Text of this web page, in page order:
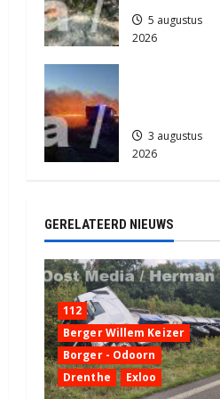
5 augustus
2026
3 augustus
2026
GERELATEERD NIEUWS
112
Berger Willem Keizer
Borger - Odoorn
Drenthe
Exloo